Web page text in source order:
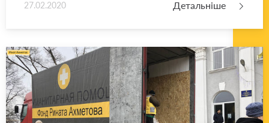
27.02.2020 Детальніше